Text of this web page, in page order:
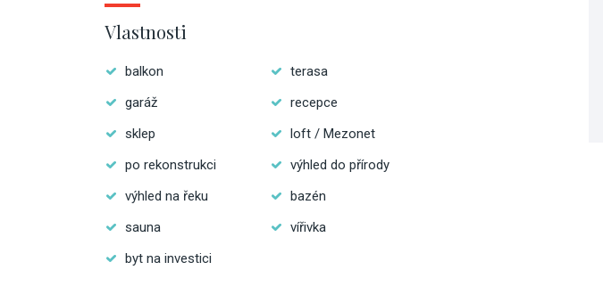
Vlastnosti
balkon
terasa
garáž
recepce
sklep
loft / Mezonet
po rekonstrukci
výhled do přírody
výhled na řeku
bazén
sauna
vířivka
byt na investici